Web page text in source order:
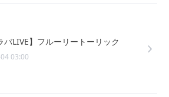
バLIVE】フルーリートーリック
03:00